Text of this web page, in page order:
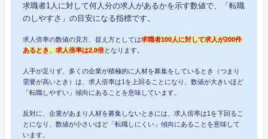
求職者1人に対して何人分の求人があるかを示す数値で、「転職
のしやすさ」の目安になる指標です。
求人倍率の数値の見方、捉え方としては求職者100人に対して求人が200件
あるとき、求人倍率は2.0倍となります。
人手が足りず、多くの企業が積極的に人材を募集をしているとき（つまり
需要が高いとき）は、求人倍率は1を上回ることになり、数値が大きいほど
「転職しやすい」傾向にあることを意味しています。
反対に、企業があまり人材を募集しないときには、求人倍率は1を下回るこ
とになり、数値が小さいほど「転職しにくい」傾向にあることを意味して
います。